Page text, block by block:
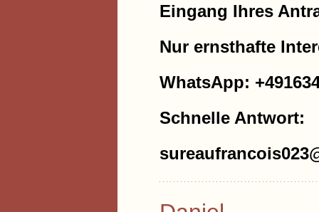
Eingang Ihres
Nur ernsthafte
WhatsApp:
Schnelle Antwort: